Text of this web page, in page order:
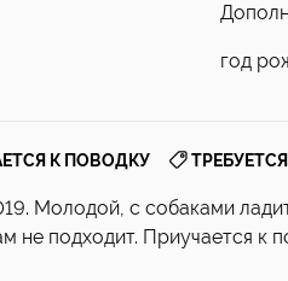
год
К ПОВОДКУ
Молодой, с собаками
не подходит. Приучается к